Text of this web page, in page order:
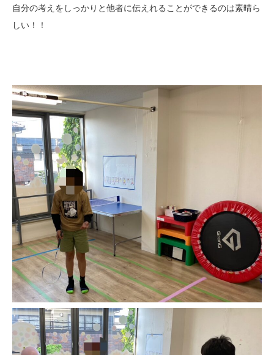
自分の考えをしっかりと他者に伝えれることができるのは素晴ら
しい！！